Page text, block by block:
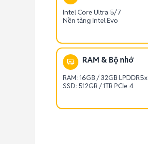
Intel Core Ultra 5/7
Nền tảng Intel Evo
RAM & Bộ nhớ
RAM: 16GB / 32GB LPDDR5x
SSD: 512GB / 1TB PCIe 4